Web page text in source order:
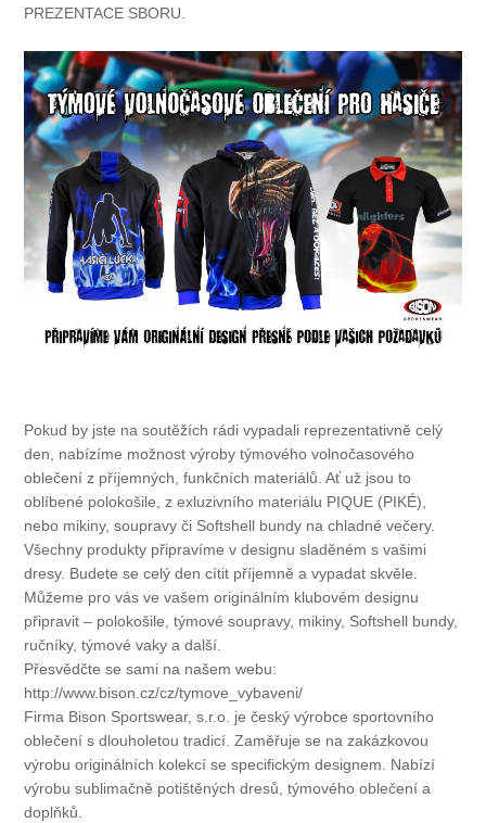
PREZENTACE SBORU.
Pokud by jste na soutěžích rádi vypadali reprezentativně celý
den, nabízíme možnost výroby týmového volnočasového
oblečení z příjemných, funkčních materiálů. Ať už jsou to
oblíbené polokošile, z exluzivního materiálu PIQUE (PIKÉ),
nebo mikiny, soupravy či Softshell bundy na chladné večery.
Všechny produkty připravíme v designu sladěném s vašimi
dresy. Budete se celý den cítit příjemně a vypadat skvěle.
Můžeme pro vás ve vašem originálním klubovém designu
připravit – polokošile, týmové soupravy, mikiny, Softshell bundy,
ručníky, týmové vaky a další.
Přesvědčte se sami na našem webu:
http://www.bison.cz/cz/tymove_vybaveni/
Firma Bison Sportswear, s.r.o. je český výrobce sportovního
oblečení s dlouholetou tradicí. Zaměřuje se na zakázkovou
výrobu originálních kolekcí se specifickým designem. Nabízí
výrobu sublimačně potištěných dresů, týmového oblečení a
doplňků.